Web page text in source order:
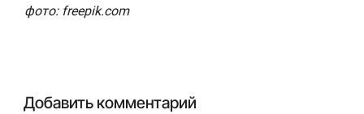
фото: freepik.com
Добавить комментарий